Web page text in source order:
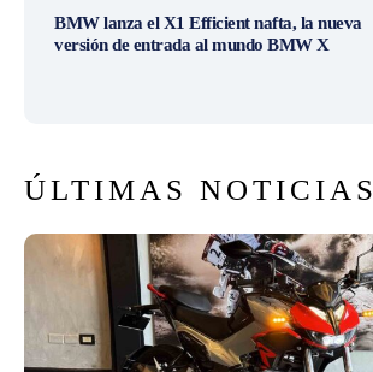
BMW lanza el X1 Efficient nafta, la nueva
versión de entrada al mundo BMW X
ÚLTIMAS NOTICIAS